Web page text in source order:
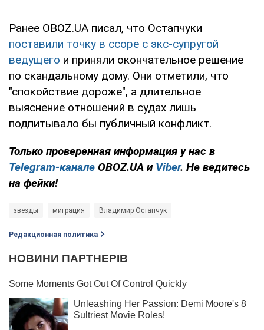
Ранее OBOZ.UA писал, что Остапчуки
поставили точку в ссоре с экс-супругой
ведущего и приняли окончательное решение
по скандальному дому. Они отметили, что
"спокойствие дороже", а длительное
выяснение отношений в судах лишь
подпитывало бы публичный конфликт.
Только проверенная информация у нас в
Telegram-канале OBOZ.UA и Viber. Не ведитесь
на фейки!
звезды миграция Владимир Остапчук
Редакционная политика